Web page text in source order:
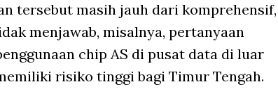
tersebut masih jauh dari komprehensif,
menjawab, misalnya, pertanyaan
chip AS di pusat data di luar
risiko tinggi bagi Timur Tengah.